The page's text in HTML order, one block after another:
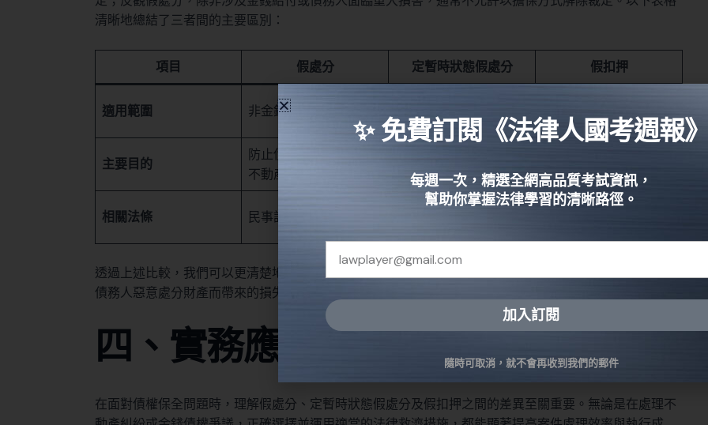
清晰地總結了三者間的主要區別：
項目 假處分 定暫時狀態假處分 假扣押
適用範圍 非金錢性請求權保全
害
主要目的
防止債務人脫產或處分
不動產
急迫危險發生
免債務資產被轉移
相關法條 民事訴訟法§532
民事訴訟法§527、
透過上述比較，我們可以更清楚地分辨在不同案件情境下，該如何選擇適合的保全措施，從而有效降低因
債務人惡意處分財產而帶來的損失風險。
四、實務應用與法律保全策略總結
在面對債權保全問題時，理解假處分、定暫時狀態假處分及假扣押之間的差異至關重要。無論是在處理不
✨ 免費訂閱《法律人國考週報
每週一次，精選全網高品質考試資訊，
幫助你掌握法律學習的清晰路徑。
加入訂閱
隨時可取消，就不會再收到我們的郵件